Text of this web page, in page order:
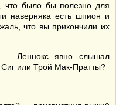
что было бы полезно для
наверняка есть шпион и
что вы прикончили их
Леннокс явно слышал
или Трой Мак-Пратты?